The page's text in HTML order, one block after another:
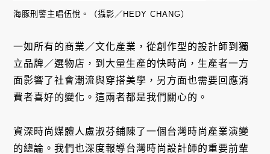
海豚刑警主唱伍悅。（攝影／HEDY CHANG）
一如所有的商業／文化產業，從創作型的設計師到獨
立品牌／選物店，到大量生產的快時尚，生產者一方
面影響了社會潮流與穿搭美學，另方面也需要回應消
費者喜好的變化。這兩者都是我們關心的。
資深時尚媒體人盧淑芬鋪陳了一個台灣時尚產業演變
的總論。我們也深度報導台灣時尚設計師的重要前輩